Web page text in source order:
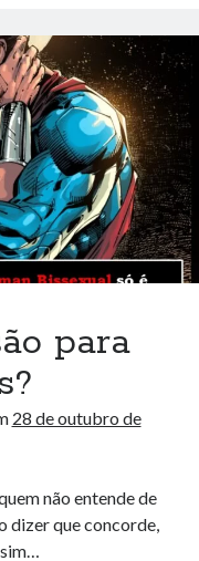
pela
Disney!
para
28 de outubro de
não entende de
dizer que concorde,